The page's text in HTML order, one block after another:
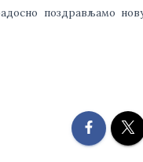
поздрављамо